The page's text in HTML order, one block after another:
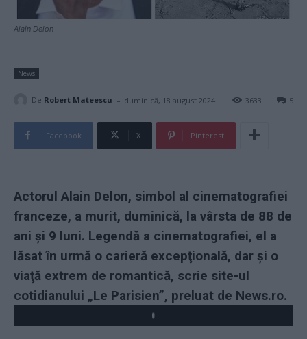
Alain Delon
News
De Robert Mateescu - duminică, 18 august 2024 5
3633
Facebook X Pinterest
Actorul Alain Delon, simbol al cinematografiei
franceze, a murit, duminică, la vârsta de 88 de
ani și 9 luni. Legendă a cinematografiei, el a
lăsat în urmă o carieră excepţională, dar şi o
viaţă extrem de romantică, scrie site-ul
cotidianului „Le Parisien”, preluat de News.ro.
Play